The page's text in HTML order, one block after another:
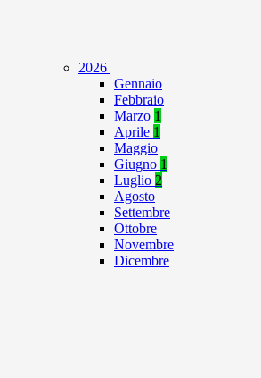
2026
Gennaio
Febbraio
Marzo 1
Aprile 1
Maggio
Giugno 1
Luglio 2
Agosto
Settembre
Ottobre
Novembre
Dicembre